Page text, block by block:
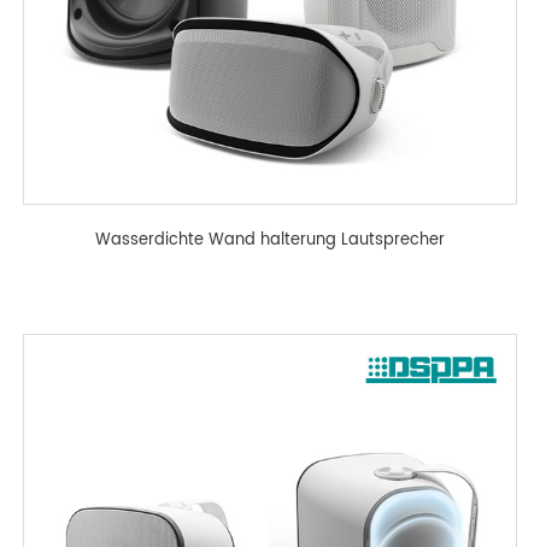
Wasserdichte Wand halterung Lautsprecher